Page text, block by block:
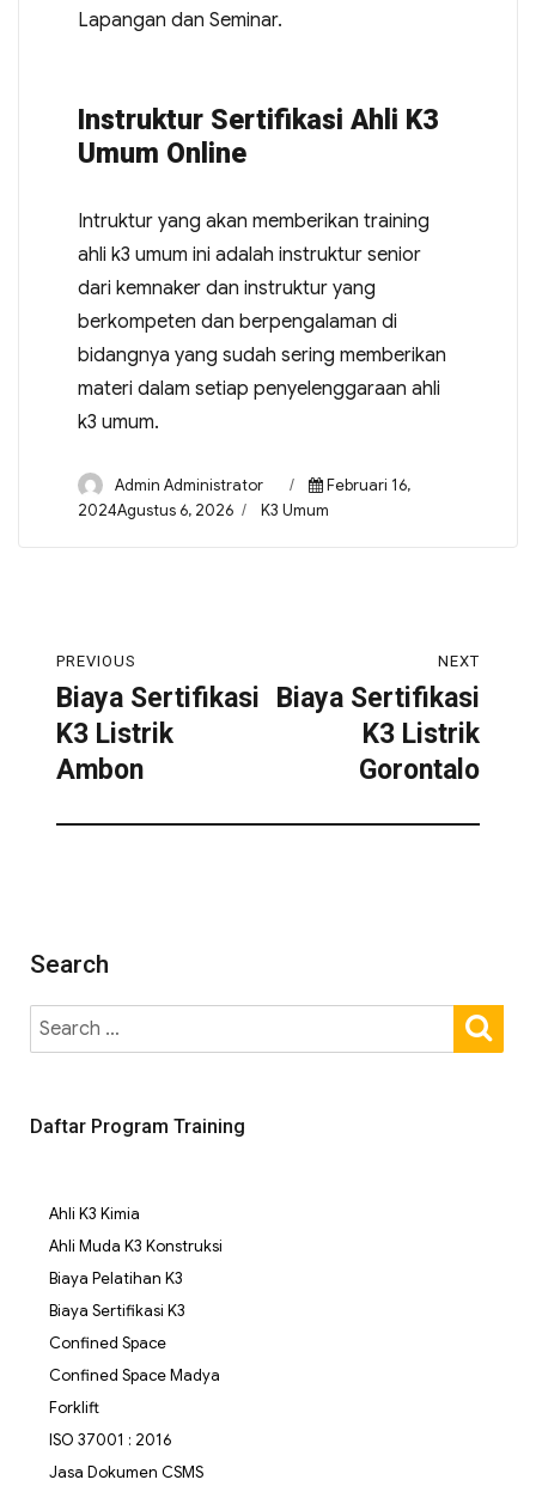
Lapangan dan Seminar.
Instruktur Sertifikasi Ahli K3
Umum Online
Intruktur yang akan memberikan training
ahli k3 umum ini adalah instruktur senior
dari kemnaker dan instruktur yang
berkompeten dan berpengalaman di
bidangnya yang sudah sering memberikan
materi dalam setiap penyelenggaraan ahli
k3 umum.
Admin Administrator
Februari 16,
2024Agustus 6, 2026
K3 Umum
PREVIOUS
Biaya Sertifikasi
K3 Listrik
Ambon
NEXT
Biaya Sertifikasi
K3 Listrik
Gorontalo
Search
Daftar Program Training
Ahli K3 Kimia
Ahli Muda K3 Konstruksi
Biaya Pelatihan K3
Biaya Sertifikasi K3
Confined Space
Confined Space Madya
Forklift
ISO 37001 : 2016
Jasa Dokumen CSMS